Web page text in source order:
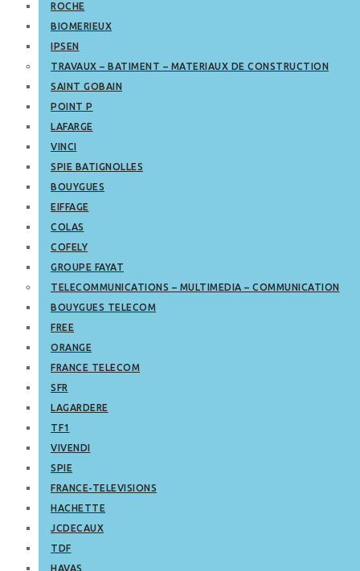
ROCHE
BIOMERIEUX
IPSEN
TRAVAUX – BATIMENT – MATERIAUX DE CONSTRUCTION
SAINT GOBAIN
POINT P
LAFARGE
VINCI
SPIE BATIGNOLLES
BOUYGUES
EIFFAGE
COLAS
COFELY
GROUPE FAYAT
TELECOMMUNICATIONS – MULTIMEDIA – COMMUNICATION
BOUYGUES TELECOM
FREE
ORANGE
FRANCE TELECOM
SFR
LAGARDERE
TF1
VIVENDI
SPIE
FRANCE-TELEVISIONS
HACHETTE
JCDECAUX
TDF
HAVAS